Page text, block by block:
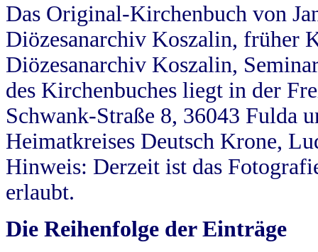
Das Original-Kirchenbuch von
Diözesanarchiv Koszalin, früher
Diözesanarchiv Koszalin,
des Kirchenbuches liegt in der
Schwank-Straße 8, 36043 Fulda
Heimatkreises Deutsch Krone,
Hinweis: Derzeit ist das
erlaubt.
Die Reihenfolge der Einträge